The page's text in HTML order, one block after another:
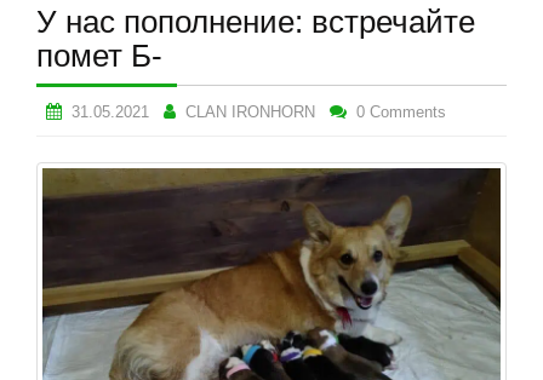
У нас пополнение: встречайте
помет Б-
31.05.2021 CLAN IRONHORN 0 Comments